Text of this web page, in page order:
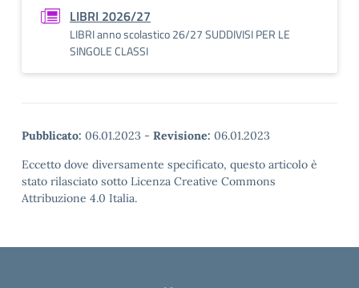
LIBRI 2026/27
LIBRI anno scolastico 26/27 SUDDIVISI PER LE
SINGOLE CLASSI
Pubblicato: 06.01.2023 - Revisione: 06.01.2023
Eccetto dove diversamente specificato, questo articolo è
stato rilasciato sotto Licenza Creative Commons
Attribuzione 4.0 Italia.